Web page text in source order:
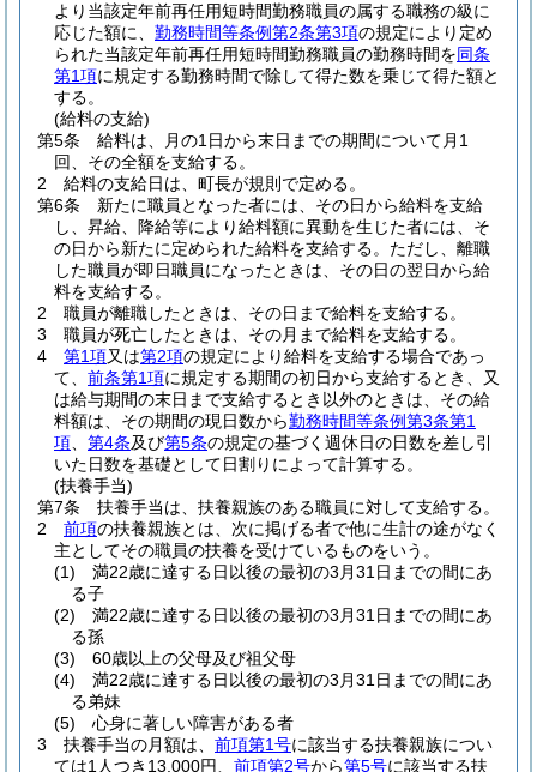
より当該定年前再任用短時間勤務職員の属する職務の級に
応じた額に、 勤務時間等条例第2条第3項の規定により定め
られた当該定年前再任用短時間勤務職員の勤務時間を同条
第1項に規定する勤務時間で除して得た数を乗じて得た額と
する。
(給料の支給)
第5条
給料は、月の1日から末日までの期間について月1
回、その全額を支給する。
2
給料の支給日は、町長が規則で定める。
第6条
新たに職員となった者には、その日から給料を支給
し、昇給、降給等により給料額に異動を生じた者には、そ
の日から新たに定められた給料を支給する。 ただし、離職
した職員が即日職員になったときは、その日の翌日から給
料を支給する。
2
職員が離職したときは、その日まで給料を支給する。
3
職員が死亡したときは、その月まで給料を支給する。
4
第1項又は第2項の規定により給料を支給する場合であっ
て、 前条第1項に規定する期間の初日から支給するとき、又
は給与期間の末日まで支給するとき以外のときは、その給
料額は、その期間の現日数から勤務時間等条例第3条第1
項
第4条及び第5条の規定の基づく週休日の日数を差し引
いた日数を基礎として日割りによって計算する。
(扶養手当)
第7条
扶養手当は、扶養親族のある職員に対して支給する。
2
前項の扶養親族とは、次に掲げる者で他に生計の途がなく
主としてその職員の扶養を受けているものをいう。
(1)
満22歳に達する日以後の最初の3月31日までの間にあ
る子
(2)
満22歳に達する日以後の最初の3月31日までの間にあ
る孫
(3)
60歳以上の父母及び祖父母
(4)
満22歳に達する日以後の最初の3月31日までの間にあ
る弟妹
(5)
心身に著しい障害がある者
3
扶養手当の月額は、 前項第1号に該当する扶養親族につい
ては1人つき13,000円、 前項第2号から第5号に該当する扶